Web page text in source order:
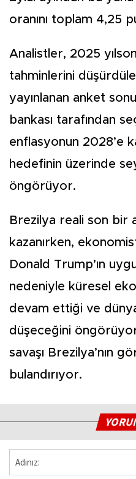
oranını toplam 4,25
Analistler, 2025
tahminlerini
yayınlanan anket
bankası tarafından
enflasyonun 2028’e
hedefinin üzerinde
öngörüyor.
Brezilya reali son bir
kazanırken,
Donald Trump’ın
nedeniyle küresel
devam ettiği ve
düşeceğini
savaşı Brezilya’nın
bulandırıyor.